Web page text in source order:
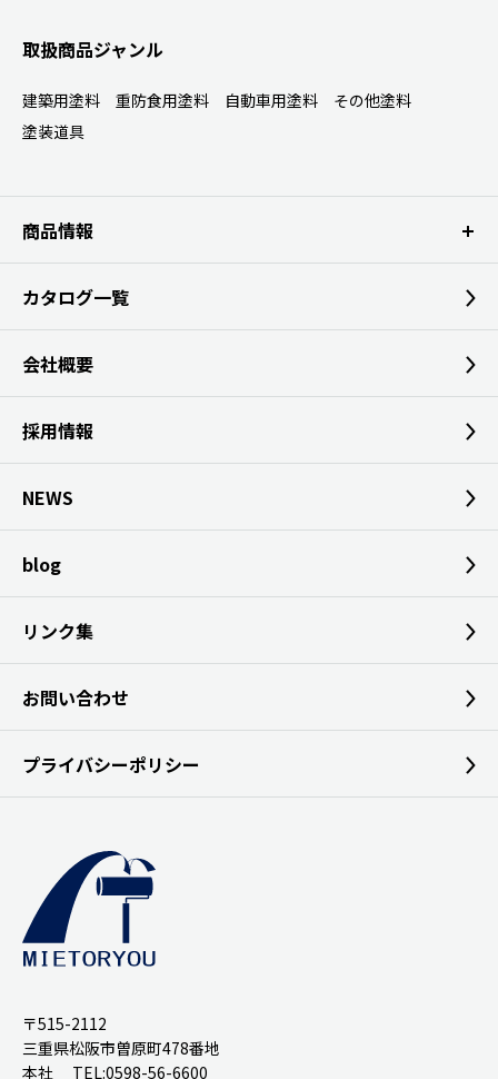
〒515-2112
三重県松阪市曽原町478番地
本社 TEL:0598-56-6600
取扱商品ジャンル
建築用塗料 重防食用塗料 自動車用塗料
その他塗料
塗装道具
商品情報
カタログ一覧
会社概要
採用情報
NEWS
blog
リンク集
お問い合わせ
プライバシーポリシー